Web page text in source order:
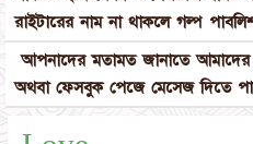
রাইটারের নাম না থাকলে গল্প
আপনাদের মতামত জানাতে আমাদের
অথবা ফেসবুক পেজে মেসেজ দিতে